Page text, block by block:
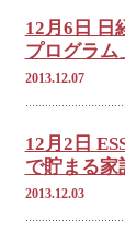
12月6日 日
プログラム
2013.12.07
12月2日
で貯まる家
2013.12.03